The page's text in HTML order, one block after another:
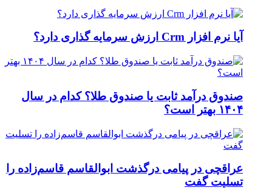
آیا نرم افزار Crm ارزش سرمایه گذاری دارد؟
صندوق درآمد ثابت یا صندوق طلا؟ کدام در سال
۱۴۰۴ بهتر است؟
عراقچی در پیامی درگذشت ابوالقاسم قاسم‌زاده را
تسلیت گفت